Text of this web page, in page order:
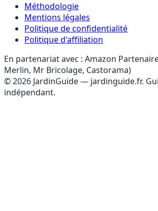
Méthodologie
Mentions légales
Politique de confidentialité
Politique d'affiliation
En partenariat avec : Amazon
Merlin, Mr Bricolage, Castorama)
© 2026 JardinGuide — jardinguide.fr.
indépendant.